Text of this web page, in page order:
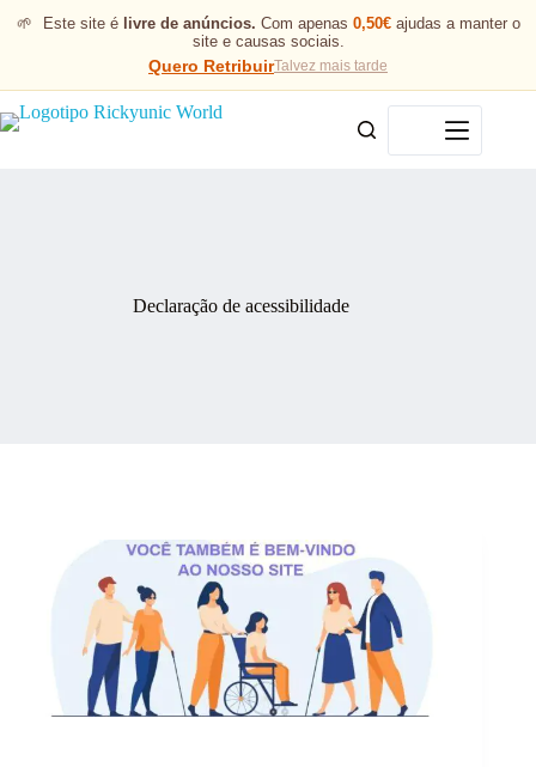
🌱 Este site é livre de anúncios. Com apenas 0,50€ajudas a manter o
site e causas sociais.
Quero RetribuirTalvez mais tarde
Menu
Declaração de acessibilidade